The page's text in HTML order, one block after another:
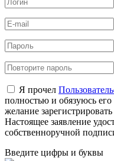
Я прочел
полностью и обязуюсь
желание
Настоящее заявление
собственноручной
Введите цифры и буквы